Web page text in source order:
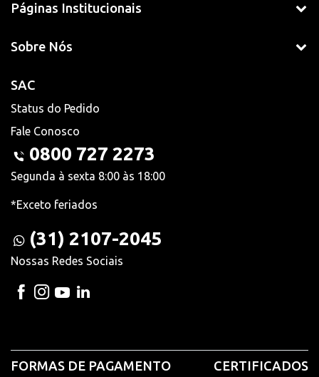
Páginas Institucionais
Sobre Nós
SAC
Status do Pedido
Fale Conosco
0800 727 2273
Segunda à sexta 8:00 às 18:00
*Exceto feriados
(31) 2107-2045
Nossas Redes Sociais
FORMAS DE PAGAMENTO CERTIFICADOS